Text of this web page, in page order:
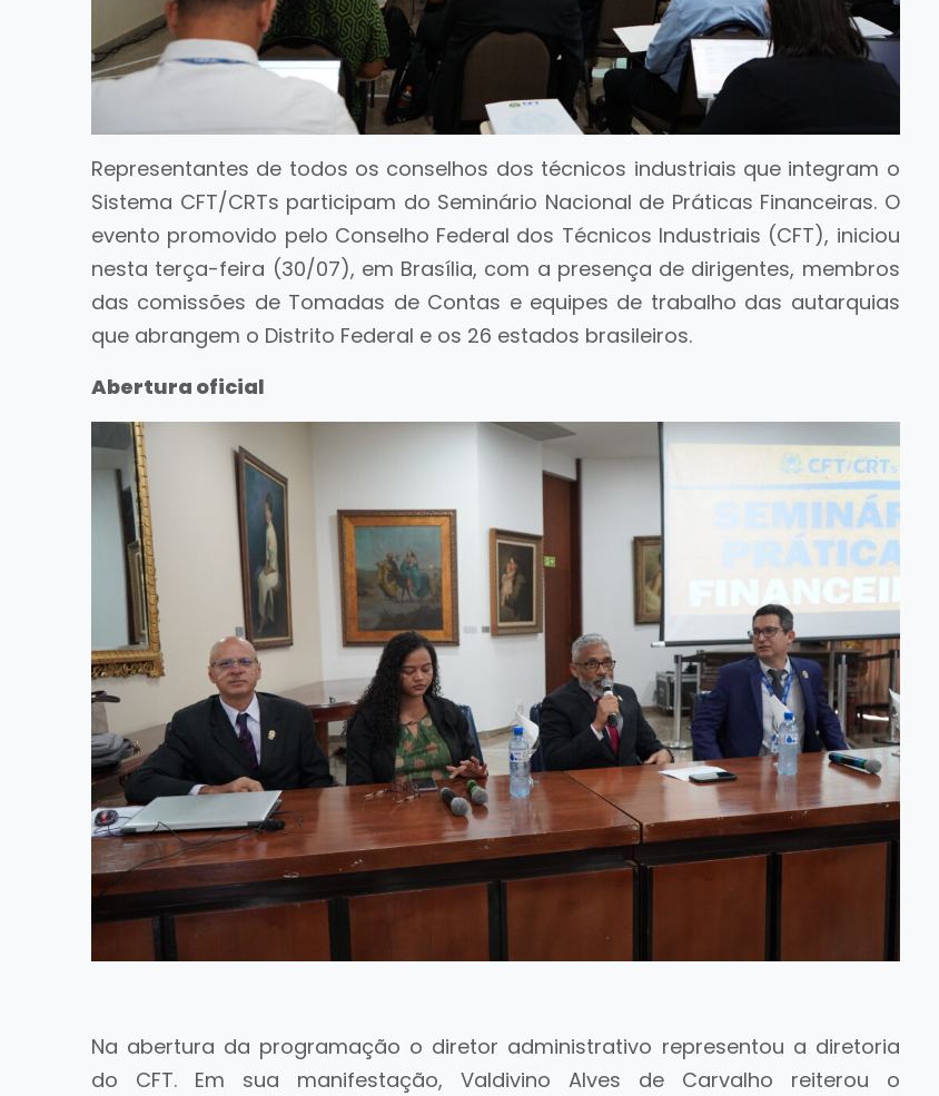
Representantes de todos os conselhos dos técnicos industriais que integram o
Sistema CFT/CRTs participam do Seminário Nacional de Práticas Financeiras. O
evento promovido pelo Conselho Federal dos Técnicos Industriais (CFT), iniciou
nesta terça-feira (30/07), em Brasília, com a presença de dirigentes, membros
das comissões de Tomadas de Contas e equipes de trabalho das autarquias
que abrangem o Distrito Federal e os 26 estados brasileiros.
Abertura oficial
Na abertura da programação o diretor administrativo representou a diretoria
do CFT. Em sua manifestação, Valdivino Alves de Carvalho reiterou o